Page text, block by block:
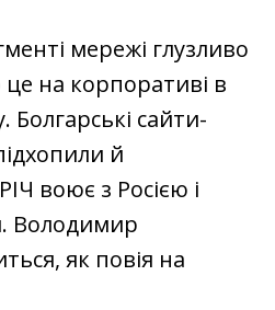
мережі глузливо
на корпоративі в
Болгарські сайти-
й
воює з Росією і
Володимир
як повія на